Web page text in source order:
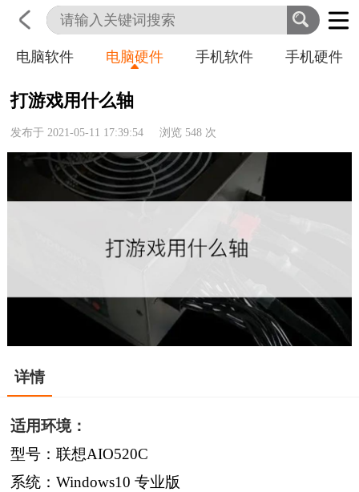
首页 科技 生活 职业
电脑软件 电脑硬件 手机软件 手机硬件
打游戏用什么轴
发布于 2021-05-11 17:39:54 浏览 548 次
详情
适用环境：
型号：联想AIO520C
系统：Windows10 专业版